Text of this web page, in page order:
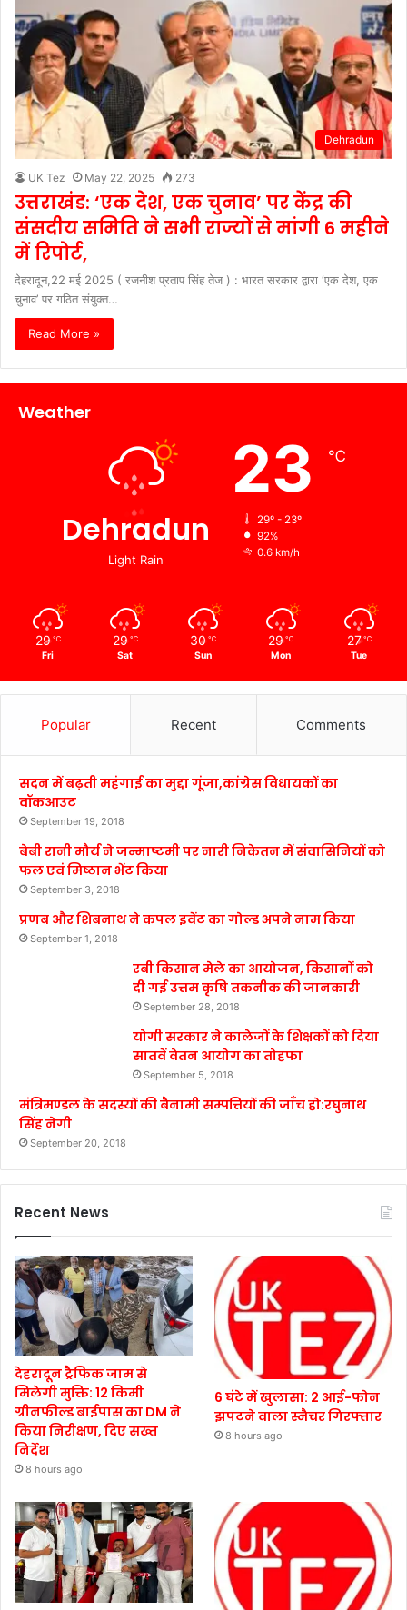
Dehradun
UK Tez May 22, 2025 273
उत्तराखंड: ‘एक देश, एक चुनाव’ पर केंद्र की
संसदीय समिति ने सभी राज्यों से मांगी 6 महीने
में रिपोर्ट,
देहरादून,22 मई 2025 ( रजनीश प्रताप सिंह तेज ) : भारत सरकार द्वारा ‘एक देश, एक
चुनाव’ पर गठित संयुक्त…
Read More »
Weather
Dehradun
Light Rain
23 ℃
29º - 23º
92%
0.6 km/h
29 ℃
Fri
29 ℃
Sat
30 ℃
Sun
29 ℃
Mon
27 ℃
Tue
Popular Recent Comments
सदन में बढ़ती महंगाई का मुद्दा गूंजा,कांग्रेस विधायकों का
वॉकआउट
September 19, 2018
बेबी रानी मौर्य ने जन्माष्टमी पर नारी निकेतन में संवासिनियों को
फल एवं मिष्ठान भेंट किया
September 3, 2018
प्रणब और शिबनाथ ने कपल इवेंट का गोल्ड अपने नाम किया
September 1, 2018
रबी किसान मेले का आयोजन, किसानों को
दी गई उत्तम कृषि तकनीक की जानकारी
September 28, 2018
योगी सरकार ने कालेजों के शिक्षकों को दिया
सातवें वेतन आयोग का तोहफा
September 5, 2018
मंत्रिमण्डल के सदस्यों की बैनामी सम्पत्तियों की जाँच हो:रघुनाथ
सिंह नेगी
September 20, 2018
Recent News
देहरादून ट्रैफिक जाम से
मिलेगी मुक्ति: 12 किमी
ग्रीनफील्ड बाईपास का DM ने
किया निरीक्षण, दिए सख्त
निर्देश
8 hours ago
6 घंटे में खुलासा: 2 आई-फोन
झपटने वाला स्नैचर गिरफ्तार
8 hours ago